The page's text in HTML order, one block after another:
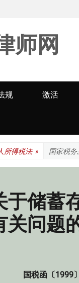
师网
规 激活
所得税法 » 国家税
于储蓄
关问题
国税函〔1999